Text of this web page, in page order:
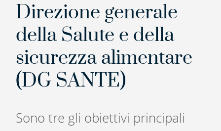
Direzione generale
della Salute e della
sicurezza alimentare
(DG SANTE)
Sono tre gli obiettivi principali